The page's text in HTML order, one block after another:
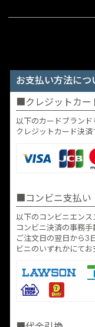
お支払い方法につ
クレジットカー
以下のカードブランド
クレジットカード決済
コンビニ支払い
以下のコンビニエンス
コンビニ決済の事務
ご注文日の翌日から3
ビニのいずれかにてお